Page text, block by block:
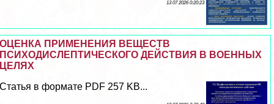
13 07 2026 0:20:23
ОЦЕНКА ПРИМЕНЕНИЯ ВЕЩЕСТВ
ПСИХОДИСЛЕПТИЧЕСКОГО ДЕЙСТВИЯ В ВОЕННЫХ
ЦЕЛЯХ
Статья в формате PDF 257 KB...